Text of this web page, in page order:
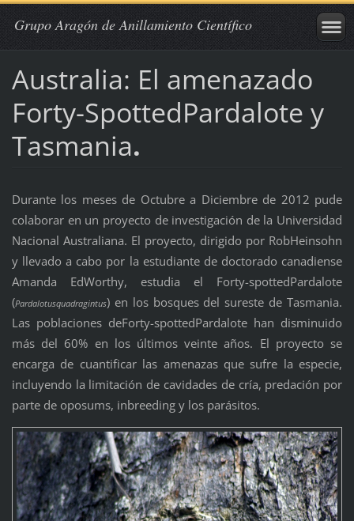
Grupo Aragón de Anillamiento Científico
Australia: El amenazado
Forty-SpottedPardalote y
Tasmania.
Durante los meses de Octubre a Diciembre de 2012 pude
colaborar en un proyecto de investigación de la Universidad
Nacional Australiana. El proyecto, dirigido por RobHeinsohn
y llevado a cabo por la estudiante de doctorado canadiense
Amanda EdWorthy, estudia el Forty-spottedPardalote
(Pardalotusquadragintus) en los bosques del sureste de Tasmania.
Las poblaciones deForty-spottedPardalote han disminuido
más del 60% en los últimos veinte años. El proyecto se
encarga de cuantificar las amenazas que sufre la especie,
incluyendo la limitación de cavidades de cría, predación por
parte de oposums, inbreeding y los parásitos.